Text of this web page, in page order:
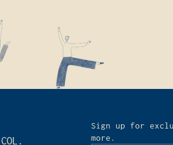
Sign up for
more.